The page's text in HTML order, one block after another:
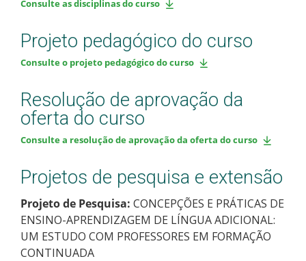
Consulte as disciplinas do curso
Projeto pedagógico do curso
Consulte o projeto pedagógico do curso
Resolução de aprovação da
oferta do curso
Consulte a resolução de aprovação da oferta do curso
Projetos de pesquisa e extensão
Projeto de Pesquisa: CONCEPÇÕES E PRÁTICAS DE
ENSINO-APRENDIZAGEM DE LÍNGUA ADICIONAL:
UM ESTUDO COM PROFESSORES EM FORMAÇÃO
CONTINUADA